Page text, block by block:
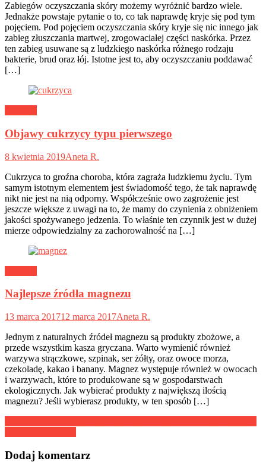
Zabiegów oczyszczania skóry możemy wyróżnić bardzo wiele.
Jednakże powstaje pytanie o to, co tak naprawdę kryje się pod tym
pojęciem. Pod pojęciem oczyszczania skóry kryje się nic innego jak
zabieg złuszczania martwej, zrogowaciałej części naskórka. Przez
ten zabieg usuwane są z ludzkiego naskórka różnego rodzaju
bakterie, brud oraz łój. Istotne jest to, aby oczyszczaniu poddawać
[…]
Objawy cukrzycy typu pierwszego
8 kwietnia 2019Aneta R.
Cukrzyca to groźna choroba, która zagraża ludzkiemu życiu. Tym
samym istotnym elementem jest świadomość tego, że tak naprawdę
nikt nie jest na nią odporny. Współcześnie owo zagrożenie jest
jeszcze większe z uwagi na to, że mamy do czynienia z obniżeniem
jakości spożywanego jedzenia. To właśnie ten czynnik jest w dużej
mierze odpowiedzialny za zachorowalność na […]
Najlepsze źródła magnezu
13 marca 201712 marca 2017Aneta R.
Jednym z naturalnych źródeł magnezu są produkty zbożowe, a
przede wszystkim kasza gryczana. Warto wymienić również
warzywa strączkowe, szpinak, ser żółty, oraz owoce morza,
czekoladę, kakao i banany. Magnez występuje również w owocach
i warzywach, które to produkowane są w gospodarstwach
ekologicznych. Jak wybierać produkty z największą ilością
magnezu? Jeśli wybierasz produkty, w ten sposób […]
Nawigacja
wpisu
Dodaj komentarz